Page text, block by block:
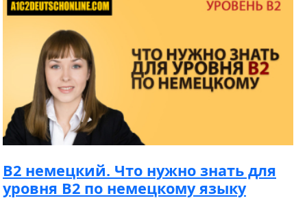
B2 немецкий. Что нужно знать для
уровня B2 по немецкому языку